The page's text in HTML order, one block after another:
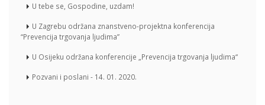
U tebe se, Gospodine, uzdam!
U Zagrebu održana znanstveno-projektna konferencija
“Prevencija trgovanja ljudima”
U Osijeku održana konferencije „Prevencija trgovanja ljudima“
Pozvani i poslani - 14. 01. 2020.